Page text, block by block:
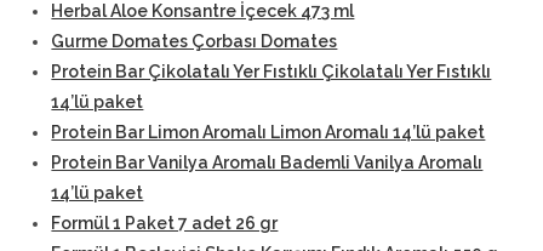
Herbal Aloe Konsantre İçecek 473 ml
Gurme Domates Çorbası Domates
Protein Bar Çikolatalı Yer Fıstıklı Çikolatalı Yer Fıstıklı
14’lü paket
Protein Bar Limon Aromalı Limon Aromalı 14’lü paket
Protein Bar Vanilya Aromalı Bademli Vanilya Aromalı
14’lü paket
Formül 1 Paket 7 adet 26 gr